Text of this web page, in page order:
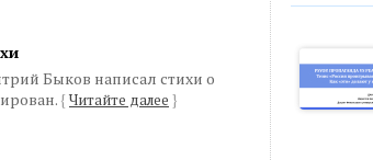
Быков написал стихи о
{ Читайте далее }